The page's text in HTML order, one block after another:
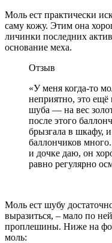
Моль ест практически
саму кожу. Этим она
личинки последних
основание меха.
Отзыв
«У меня когда-то
неприятно, это ещё
шуба — на вес
после этого
брызгала в шкафу,
баллончиков
и дочке даю, он
равно регулярно
Моль ест шубу
выразиться, – мало по
проплешины. Ниже на
моль: